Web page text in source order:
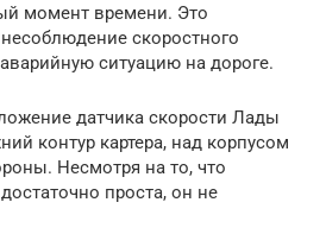
момент времени. Это
скоростного
ситуацию на дороге.
датчика скорости Лады
контур картера, над корпусом
Несмотря на то, что
проста, он не